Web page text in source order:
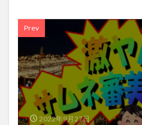
Prev
2022年9月27日